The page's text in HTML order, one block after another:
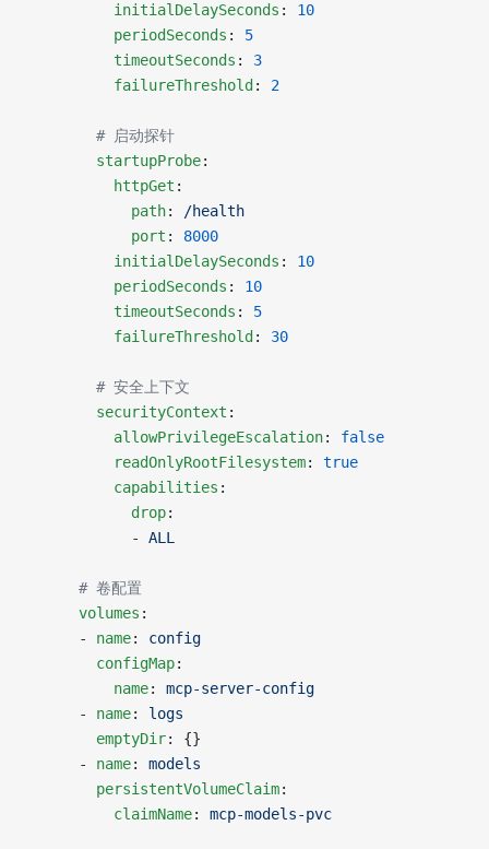
          initialDelaySeconds
: 10
          periodSeconds
: 5
          timeoutSeconds
: 3
          failureThreshold
: 2
        # 启动探针
        startupProbe
:
          httpGet
:
            path
:
/health
            port
: 8000
          initialDelaySeconds
: 10
          periodSeconds
: 10
          timeoutSeconds
: 5
          failureThreshold
: 30
        # 安全上下文
        securityContext
:
          allowPrivilegeEscalation
: false
          readOnlyRootFilesystem
: true
          capabilities
:
            drop
:
            -
ALL
      # 卷配置
      volumes
:
      -
name: config
        configMap
:
          name
: mcp-server-config
      -
name: logs
        emptyDir
: {}
      -
name: models
        persistentVolumeClaim
:
          claimName
: mcp-models-pvc